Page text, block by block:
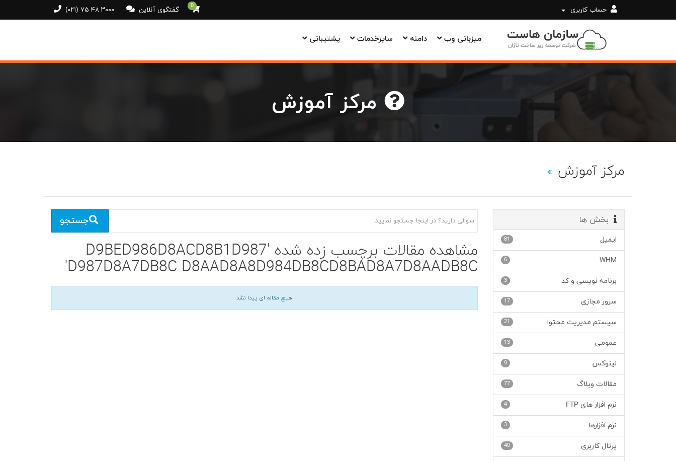
(۰۲۱) ۷۵ ۴۸ ۳۰۰۰ گفتگوی آنلاین 0 حساب کاربری
پشتیبانی سایرخدمات دامنه میزبانی وب
مرکز آموزش
بخش ها
81 ایمیل
6 WHM
3 برنامه نویسی و کد
17 سرور مجازی
21 سیستم مدیریت محتوا
13 عمومی
9 لینوکس
77 مقالات وبلاگ
4 نرم افزار های FTP
3 نرم افزارها
40 پرتال کاربری
جستجو
مشاهده مقالات برچسب زده شده 'D9BED986D8ACD8B1D987
D987D8A7DB8C D8AAD8A8D984DB8CD8BAD8A7D8AADB8C'
هیچ مقاله ای پیدا نشد